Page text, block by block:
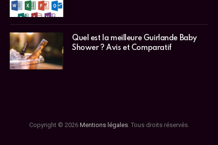
Quel est la meilleure Guirlande Baby
Shower ? Avis et Comparatif
Copyright © 2026 Mentions légales. Tous droits réservés.